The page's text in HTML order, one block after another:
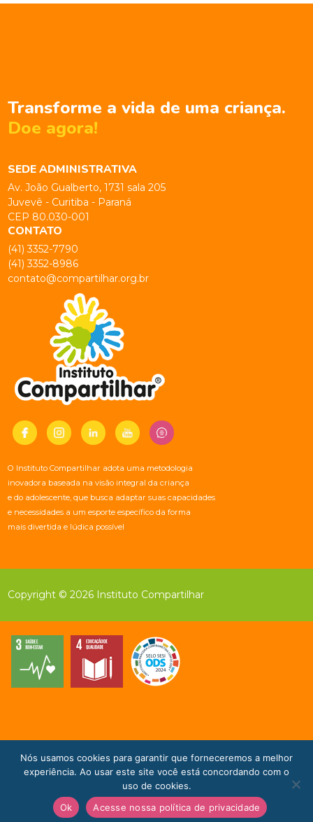
Transforme a vida de uma criança.
Doe agora!
SEDE ADMINISTRATIVA
Av. João Gualberto, 1731 sala 205
Juvevê - Curitiba - Paraná
CEP 80.030-001
CONTATO
(41) 3352-7790
(41) 3352-8986
contato@compartilhar.org.br
O Instituto Compartilhar adota uma metodologia
inovadora baseada na visão integral da criança
e do adolescente, que busca adaptar suas capacidades
e necessidades a um esporte específico da forma
mais divertida e lúdica possível
Copyright © 2026 Instituto Compartilhar
Doe Agora!
Nós usamos cookies para garantir que forneceremos a melhor
experiência. Ao usar este site você está concordando com o
uso de cookies.
Ok
Acesse nossa política de privacidade